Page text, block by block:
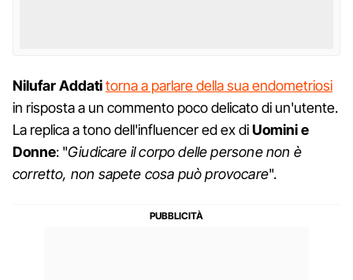
Nilufar Addatitorna a parlare della sua endometriosi
in risposta a un commento poco delicato di un'utente.
La replica a tono dell'influencer ed ex diUomini e
Donne: "Giudicare il corpo delle persone non è
corretto, non sapete cosa può provocare".